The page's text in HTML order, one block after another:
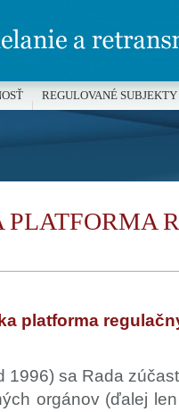
PLATFORMA
platforma
1996) sa Rada
orgánov (ďalej
REGULOVANÉ SUBJEKTY